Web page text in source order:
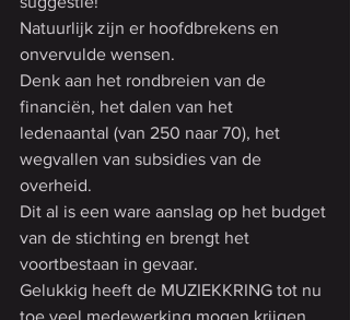
Natuurlijk zijn er hoofdbrekens en
onvervulde wensen.
Denk aan het rondbreien van de
financiën, het dalen van het
ledenaantal (van 250 naar 70), het
wegvallen van subsidies van de
overheid.
Dit al is een ware aanslag op het budget
van de stichting en brengt het
voortbestaan in gevaar.
Gelukkig heeft de MUZIEKKRING tot nu
toe veel medewerking mogen krijgen